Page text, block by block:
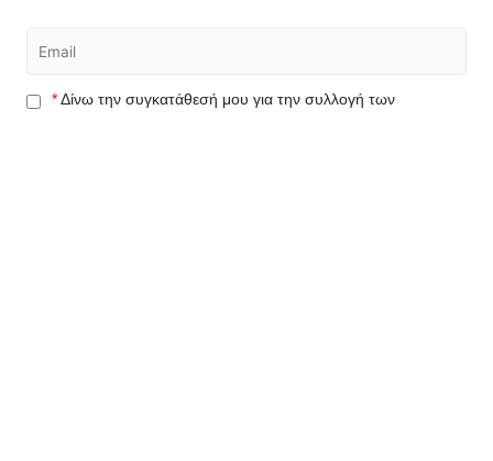
* Δίνω την συγκατάθεσή μου για την συλλογή των